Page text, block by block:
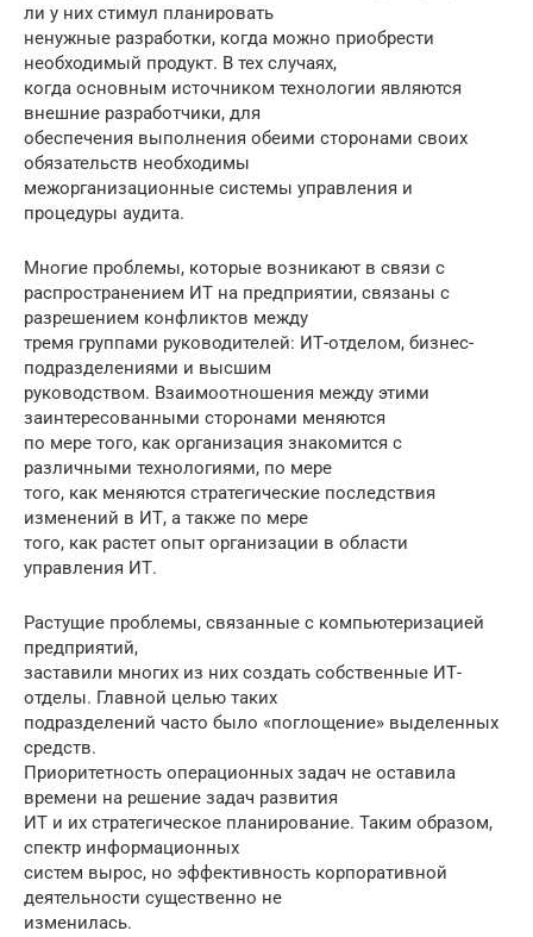
ли у них стимул планировать
ненужные разработки, когда можно приобрести
необходимый продукт. В тех случаях,
когда основным источником технологии являются
внешние разработчики, для
обеспечения выполнения обеими сторонами своих
обязательств необходимы
межорганизационные системы управления и
процедуры аудита.
Многие проблемы, которые возникают в связи с
распространением ИТ на предприятии, связаны с
разрешением конфликтов между
тремя группами руководителей: ИТ-отделом, бизнес-
подразделениями и высшим
руководством. Взаимоотношения между этими
заинтересованными сторонами меняются
по мере того, как организация знакомится с
различными технологиями, по мере
того, как меняются стратегические последствия
изменений в ИТ, а также по мере
того, как растет опыт организации в области
управления ИТ.
Растущие проблемы, связанные с компьютеризацией
предприятий,
заставили многих из них создать собственные ИТ-
отделы. Главной целью таких
подразделений часто было «поглощение» выделенных
средств.
Приоритетность операционных задач не оставила
времени на решение задач развития
ИТ и их стратегическое планирование. Таким образом,
спектр информационных
систем вырос, но эффективность корпоративной
деятельности существенно не
изменилась.